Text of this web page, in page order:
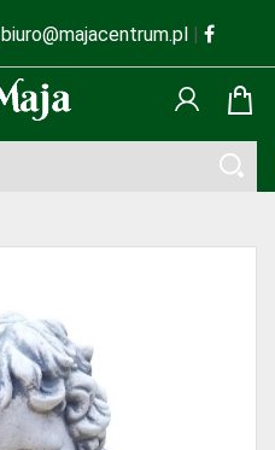
biuro@majacentrum.pl |